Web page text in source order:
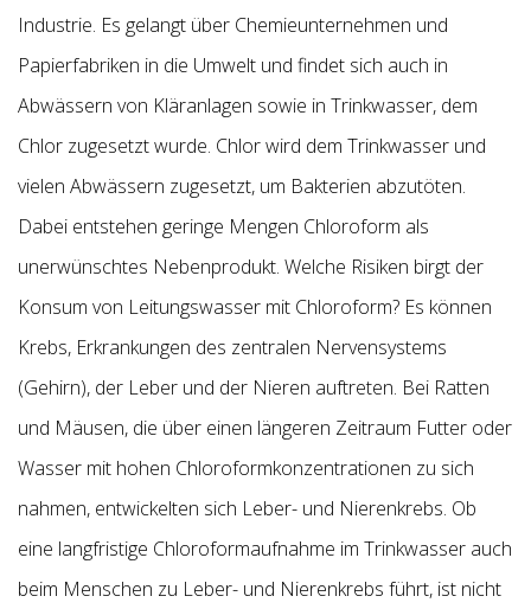
Industrie. Es gelangt über Chemieunternehmen und
Papierfabriken in die Umwelt und findet sich auch in
Abwässern von Kläranlagen sowie in Trinkwasser, dem
Chlor zugesetzt wurde. Chlor wird dem Trinkwasser und
vielen Abwässern zugesetzt, um Bakterien abzutöten.
Dabei entstehen geringe Mengen Chloroform als
unerwünschtes Nebenprodukt. Welche Risiken birgt der
Konsum von Leitungswasser mit Chloroform? Es können
Krebs, Erkrankungen des zentralen Nervensystems
(Gehirn), der Leber und der Nieren auftreten. Bei Ratten
und Mäusen, die über einen längeren Zeitraum Futter oder
Wasser mit hohen Chloroformkonzentrationen zu sich
nahmen, entwickelten sich Leber- und Nierenkrebs. Ob
eine langfristige Chloroformaufnahme im Trinkwasser auch
beim Menschen zu Leber- und Nierenkrebs führt, ist nicht